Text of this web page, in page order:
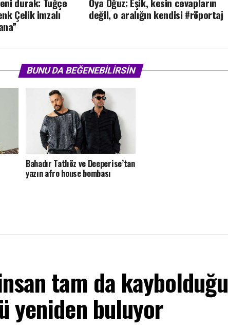
değil, o aralığın kendisi #röportaj
Çelik imzalı
BUNU DA BEĞENEBILIRSIN
Bahadır Tatlıöz ve Deeperise’tan
yazın afro house bombası
tam da kaybolduğu
yeniden buluyor